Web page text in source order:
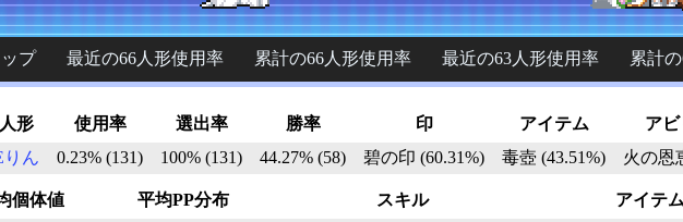
ップ 最近の66人形使用率 累計の66人形使用率 最近の63人形使用率 累計
人形 使用率 選出率 勝率 印 アイテム
アビ
りん 0.23% (131) 100% (131) 44.27% (58) 碧の印 (60.31%) 毒壺 (43.51%) 火の恩
個体値
平均PP分布
スキル
アイテム